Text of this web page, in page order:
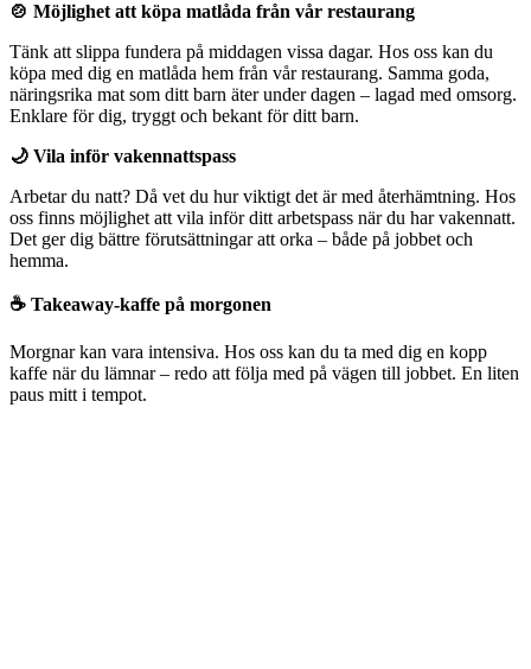
🍲 Möjlighet att köpa matlåda från vår restaurang
Tänk att slippa fundera på middagen vissa dagar. Hos oss kan du
köpa med dig en matlåda hem från vår restaurang. Samma goda,
näringsrika mat som ditt barn äter under dagen – lagad med omsorg.
Enklare för dig, tryggt och bekant för ditt barn.
🌙 Vila inför vakennattspass
Arbetar du natt? Då vet du hur viktigt det är med återhämtning. Hos
oss finns möjlighet att vila inför ditt arbetspass när du har vakennatt.
Det ger dig bättre förutsättningar att orka – både på jobbet och
hemma.
☕ Takeaway-kaffe på morgonen
Morgnar kan vara intensiva. Hos oss kan du ta med dig en kopp
kaffe när du lämnar – redo att följa med på vägen till jobbet. En liten
paus mitt i tempot.